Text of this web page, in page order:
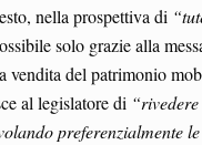
nella prospettiva di
solo grazie alla
vendita del patrimonio
al legislatore di “rivedere
preferenzialmente